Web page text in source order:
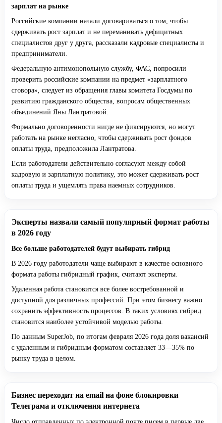
зарплат на рынке
Российские компании начали договариваться о том, чтобы
сдерживать рост зарплат и не переманивать дефицитных
специалистов друг у друга, рассказали кадровые специалисты и
предприниматели.
Федеральную антимонопольную службу, ФАС, попросили
проверить российские компании на предмет «зарплатного
сговора», следует из обращения главы комитета Госдумы по
развитию гражданского общества, вопросам общественных
объединений Яны Лантратовой.
Формально договоренности нигде не фиксируются, но могут
работать на рынке негласно, чтобы сдерживать рост фондов
оплаты труда, предположила Лантратова.
Если работодатели действительно согласуют между собой
кадровую и зарплатную политику, это может сдерживать рост
оплаты труда и ущемлять права наемных сотрудников.
Эксперты назвали самый популярный формат работы
в 2026 году
Все больше работодателей будут выбирать гибрид
В 2026 году работодатели чаще выбирают в качестве основного
формата работы гибридный график, считают эксперты.
Удаленная работа становится все более востребованной и
доступной для различных профессий. При этом бизнесу важно
сохранить эффективность процессов. В таких условиях гибрид
становится наиболее устойчивой моделью работы.
По данным SuperJob, по итогам февраля 2026 года доля вакансий
с удаленным и гибридным форматом составляет 33—35% по
рынку труда в целом.
Бизнес переходит на email на фоне блокировки
Телеграма и отключения интернета